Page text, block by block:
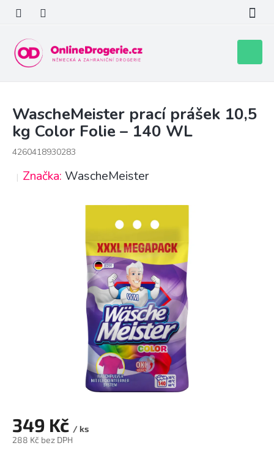
obsah
košík
WascheMeister prací prášek 10,5
kg Color Folie – 140 WL
4260418930283
Značka: WascheMeister
349 Kč / ks
288 Kč bez DPH